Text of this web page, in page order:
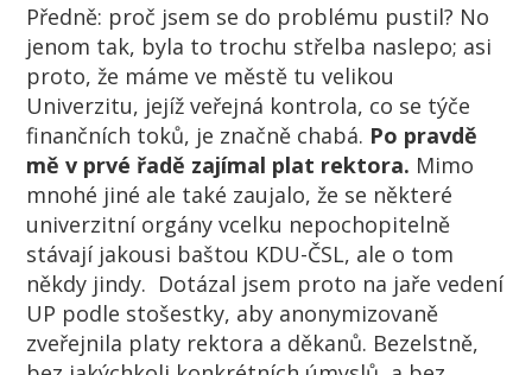
Předně: proč jsem se do problému pustil? No
jenom tak, byla to trochu střelba naslepo; asi
proto, že máme ve městě tu velikou
Univerzitu, jejíž veřejná kontrola, co se týče
finančních toků, je značně chabá. Po pravdě
mě v prvé řadě zajímal plat rektora. Mimo
mnohé jiné ale také zaujalo, že se některé
univerzitní orgány vcelku nepochopitelně
stávají jakousi baštou KDU-ČSL, ale o tom
někdy jindy. Dotázal jsem proto na jaře vedení
UP podle stošestky, aby anonymizovaně
zveřejnila platy rektora a děkanů. Bezelstně,